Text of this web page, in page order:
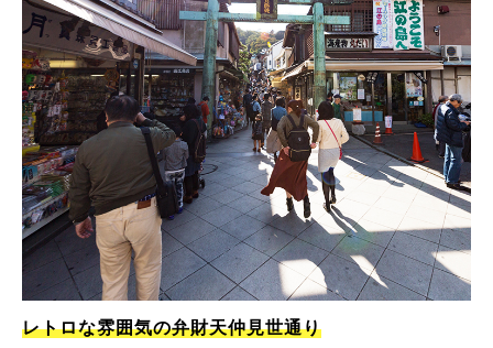
レトロな雰囲気の弁財天仲見世通り